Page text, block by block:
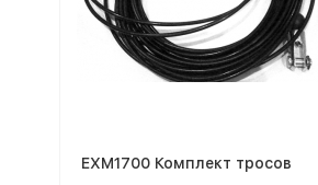
EXM1700 Комплект тросов